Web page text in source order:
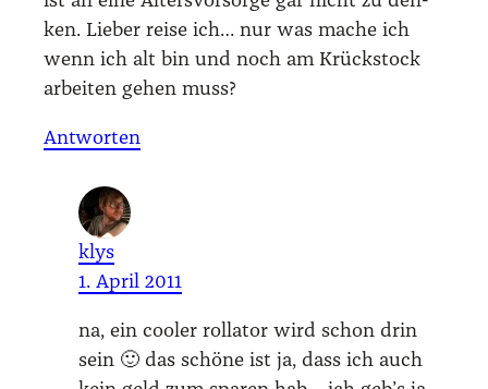
ken. Lie­ber rei­se ich… nur was mache ich
wenn ich alt bin und noch am Krück­stock
arbei­ten gehen muss?
Antworten
klys
1. April 2011
na, ein coo­ler rol­la­tor wird schon drin
sein 🙂 das schö­ne ist ja, dass ich auch